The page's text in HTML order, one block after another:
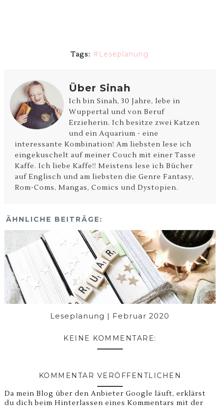
Tags: Leseplanung
Über Sinah
Ich bin Sinah, 30 Jahre, lebe in
Wuppertal und von Beruf
Erzieherin. Ich besitze zwei Katzen
und ein Aquarium - eine
interessante Kombination! Am liebsten lese ich
eingekuschelt auf meiner Couch mit einer Tasse
Kaffe. Ich liebe Kaffe!! Meistens lese ich Bücher
auf Englisch und am liebsten die Genre Fantasy,
Rom-Coms, Mangas, Comics und Dystopien.
ÄHNLICHE BEITRÄGE:
Leseplanung | Februar 2020
KEINE KOMMENTARE:
KOMMENTAR VERÖFFENTLICHEN
Da mein Blog über den Anbieter Google läuft, erklärst
du dich beim Hinterlassen eines Kommentars mit der